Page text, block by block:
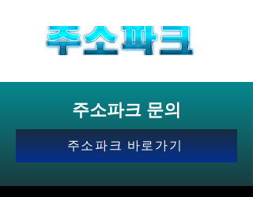
주소파크 문의
주소파크 바로가기